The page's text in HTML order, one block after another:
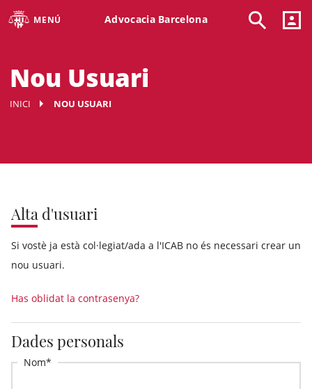
MENÚ Advocacia Barcelona
Nou Usuari
INICI NOU USUARI
Alta d'usuari
Si vostè ja està col·legiat/ada a l'ICAB no és necessari crear un
nou usuari.
Has oblidat la contrasenya?
Dades personals
Nom